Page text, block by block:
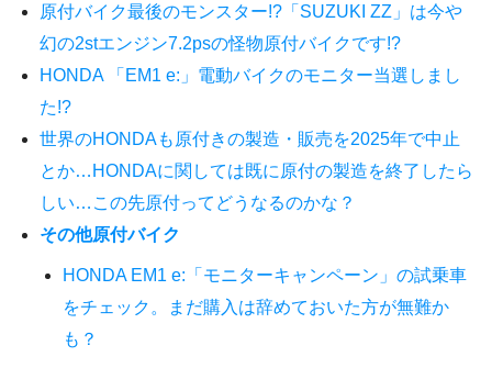
原付バイク最後のモンスター!?「SUZUKI ZZ」は今や
幻の2stエンジン7.2psの怪物原付バイクです!?
HONDA 「EM1 e:」電動バイクのモニター当選しまし
た!?
世界のHONDAも原付きの製造・販売を2025年で中止
とか…HONDAに関しては既に原付の製造を終了したら
しい…この先原付ってどうなるのかな？
その他原付バイク
HONDA EM1 e:「モニターキャンペーン」の試乗車
をチェック。まだ購入は辞めておいた方が無難か
も？